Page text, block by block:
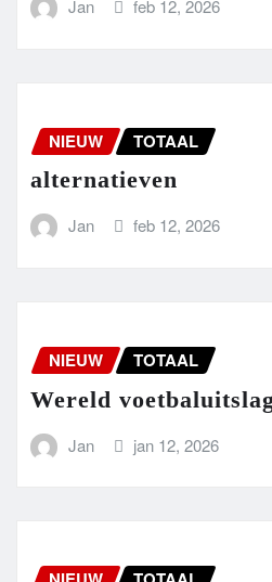
Jan feb 12, 2026
NIEUW TOTAAL
alternatieven
Jan feb 12, 2026
NIEUW TOTAAL
Wereld
Jan jan 12, 2026